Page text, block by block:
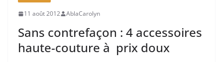
11 août 2012 AblaCarolyn
Sans contrefaçon : 4 accessoires
haute-couture à prix doux